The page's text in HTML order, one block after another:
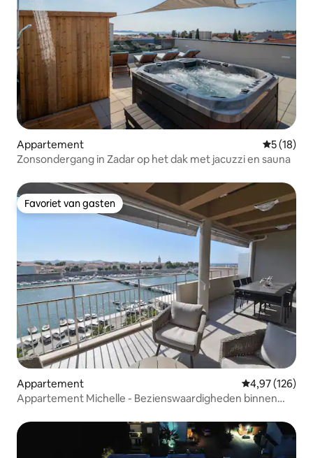
Appartement
5 (18)
Zonsondergang in Zadar op het dak met jacuzzi en sauna
Favoriet van gasten
Favoriet van gasten
Appartement Gemiddelde
4,97 (126)
Appartement Michelle - Bezienswaardigheden binnen